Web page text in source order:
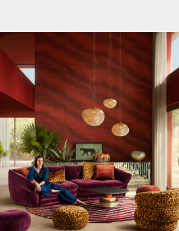
Manyara. Inspiriert von der Weite Afrikas.
55 2